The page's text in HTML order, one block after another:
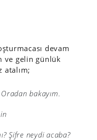
devam
ve gelin günlük
atalım;
bakayım.
Şifre neydi acaba?